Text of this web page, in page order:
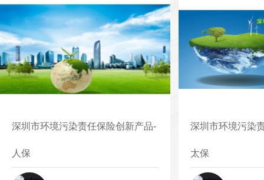
深圳市环境污染责任保险创新产品-
人保
深圳市环境污染
太保